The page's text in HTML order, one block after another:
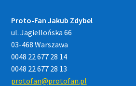
Proto-Fan Jakub Zdybel
ul. Jagiellońska 66
03-468 Warszawa
0048 22 677 28 14
0048 22 677 28 13
protofan@protofan.pl